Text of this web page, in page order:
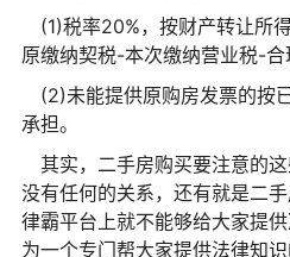
(1)税率20%，按财产转让所
原缴纳契税-本次缴纳营业税-
(2)未能提供原购房发票的按
承担。
其实，二手房购买要注意的
没有任何的关系，还有就是二
律霸平台上就不能够给大家提
为一个专门帮大家提供法律知